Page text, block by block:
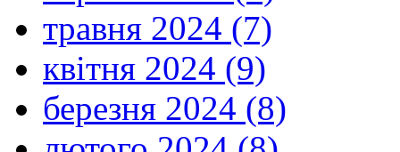
травня 2024 (7)
квітня 2024 (9)
березня 2024 (8)